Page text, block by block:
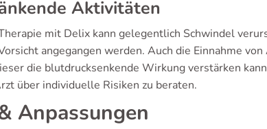
Aktivitäten
mit Delix kann gelegentlich Schwindel
angegangen werden. Auch die Einnahme
die blutdrucksenkende Wirkung verstärken
über individuelle Risiken zu beraten.
Anpassungen